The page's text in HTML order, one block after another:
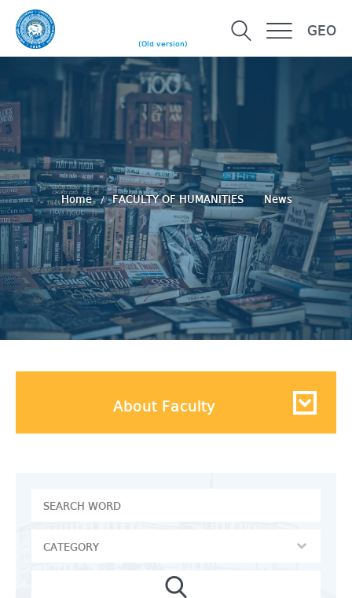
(Old version)
GEO
Home FACULTY OF HUMANITIES News
About Faculty